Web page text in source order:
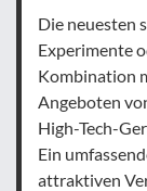
Die neuesten
Experimente
Kombination
Angeboten
High-Tech-
Ein
attraktiven